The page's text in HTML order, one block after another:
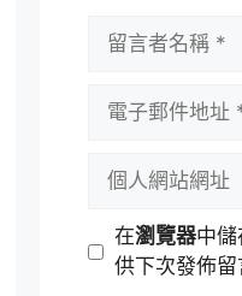
址
站
在瀏覽器中儲
供下次發佈留